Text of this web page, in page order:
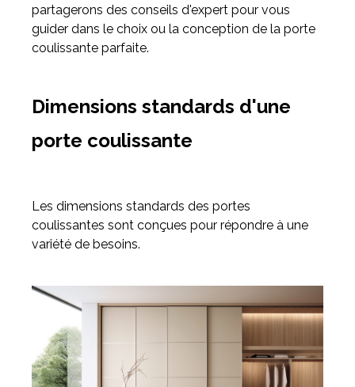
partagerons des conseils d'expert pour vous
guider dans le choix ou la conception de la porte
coulissante parfaite.
Dimensions standards d'une
porte coulissante
Les dimensions standards des portes
coulissantes sont conçues pour répondre à une
variété de besoins.